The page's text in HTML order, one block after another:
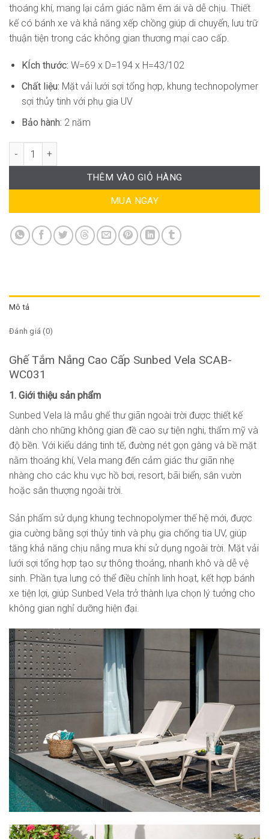
thoáng khí, mang lại cảm giác nằm êm ái và dễ chịu. Thiết
kế có bánh xe và khả năng xếp chồng giúp di chuyển, lưu trữ
thuận tiện trong các không gian thương mại cao cấp.
KÍch thước: W=69 x D=194 x H=43/102
Chất liệu: Mặt vải lưới sợi tổng hợp, khung technopolymer
sợi thủy tinh với phụ gia UV
Bảo hành: 2 năm
Ghế Tắm Nắng Cao Cấp Sunbed Vela SCAB-WC031 số lượng
THÊM VÀO GIỎ HÀNG
MUA NGAY
Mô tả
Đánh giá (0)
Ghế Tắm Nắng Cao Cấp Sunbed Vela SCAB-
WC031
1. Giới thiệu sản phẩm
Sunbed Vela là mẫu ghế thư giãn ngoài trời được thiết kế
dành cho những không gian đề cao sự tiện nghi, thẩm mỹ và
độ bền. Với kiểu dáng tinh tế, đường nét gọn gàng và bề mặt
nằm thoáng khí, Vela mang đến cảm giác thư giãn nhẹ
nhàng cho các khu vực hồ bơi, resort, bãi biển, sân vườn
hoặc sân thượng ngoài trời.
Sản phẩm sử dụng khung technopolymer thế hệ mới, được
gia cường bằng sợi thủy tinh và phụ gia chống tia UV, giúp
tăng khả năng chịu nắng mưa khi sử dụng ngoài trời. Mặt vải
lưới sợi tổng hợp tạo sự thông thoáng, nhanh khô và dễ vệ
sinh. Phần tựa lưng có thể điều chỉnh linh hoạt, kết hợp bánh
xe tiện lợi, giúp Sunbed Vela trở thành lựa chọn lý tưởng cho
không gian nghỉ dưỡng hiện đại.